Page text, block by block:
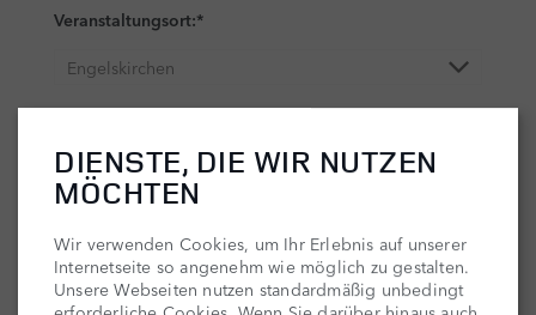
DIENSTE, DIE WIR NUTZEN
MÖCHTEN
Wir verwenden Cookies, um Ihr Erlebnis auf unserer
Internetseite so angenehm wie möglich zu gestalten.
Unsere Webseiten nutzen standardmäßig unbedingt